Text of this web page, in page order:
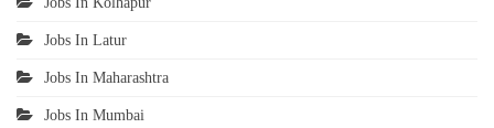
Jobs In Latur
Jobs In Maharashtra
Jobs In Mumbai